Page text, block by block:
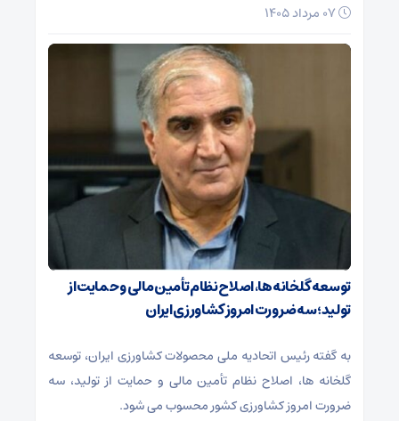
توسعه گلخانه‌ها، اصلاح نظام تأمین مالی و حمایت از
تولید؛ سه ضرورت امروز کشاورزی ایران
به گفته رئیس اتحادیه ملی محصولات کشاورزی ایران، توسعه
گلخانه ‌ها، اصلاح نظام تأمین مالی و حمایت از تولید، سه
ضرورت امروز کشاورزی کشور محسوب می شود.